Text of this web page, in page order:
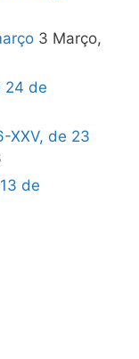
3 Março,
24 de
XXV, de 23
de